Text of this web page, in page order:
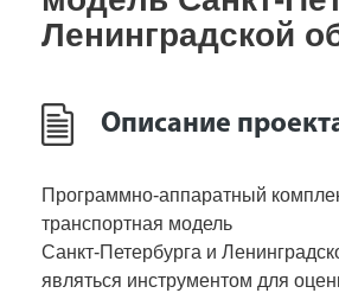
Ленинградской
Описание
Программно-аппаратный
транспортная модель
Санкт-Петербурга и
являться инструментом для